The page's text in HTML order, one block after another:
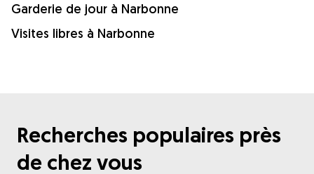
Garderie de jour à Narbonne
Visites libres à Narbonne
Recherches populaires près
de chez vous